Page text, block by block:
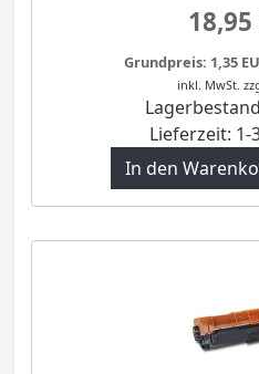
18,95
Grundpreis: 1,35
inkl. MwSt.
Lieferzeit: 1-